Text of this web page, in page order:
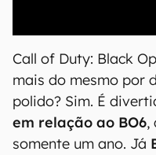
Call of Duty: Black
mais do mesmo por
polido? Sim. É
em relação ao BO6,
somente um ano. Já